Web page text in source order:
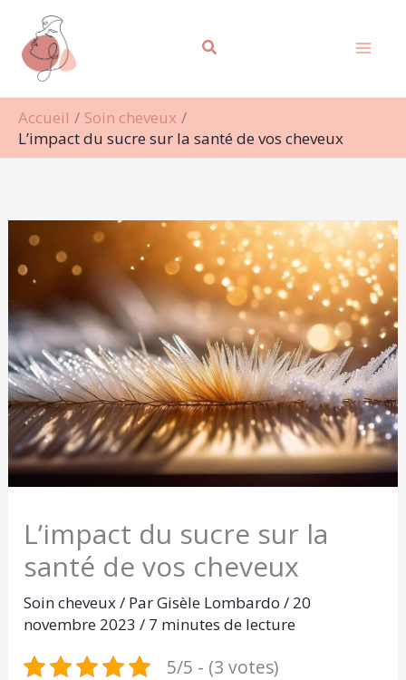
contenu
Accueil
Soin cheveux
L’impact du sucre sur la santé de vos cheveux
L’impact du sucre sur la
santé de vos cheveux
Soin cheveux/ ParGisèle Lombardo/ 20
novembre 2023/ 7 minutes de lecture
5/5 - (3 votes)
Rechercher